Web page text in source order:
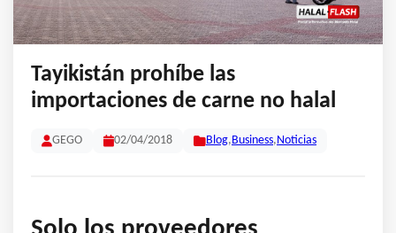
Tayikistán prohíbe las
importaciones de carne no halal
GEGO 02/04/2018 Blog, Business, Noticias